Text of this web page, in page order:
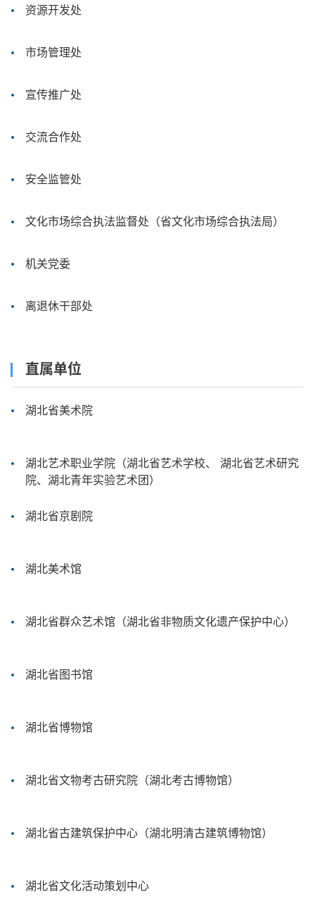
资源开发处
市场管理处
宣传推广处
交流合作处
安全监管处
文化市场综合执法监督处（省文化市场综合执法局）
机关党委
离退休干部处
直属单位
湖北省美术院
湖北艺术职业学院（湖北省艺术学校、 湖北省艺术研究
院、湖北青年实验艺术团）
湖北省京剧院
湖北美术馆
湖北省群众艺术馆（湖北省非物质文化遗产保护中心）
湖北省图书馆
湖北省博物馆
湖北省文物考古研究院（湖北考古博物馆）
湖北省古建筑保护中心（湖北明清古建筑博物馆）
湖北省文化活动策划中心